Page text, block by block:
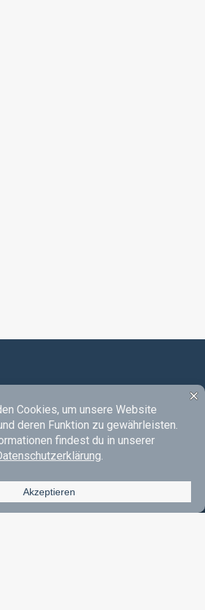
Instagram
YouTube
SoundCloud
E-Mail